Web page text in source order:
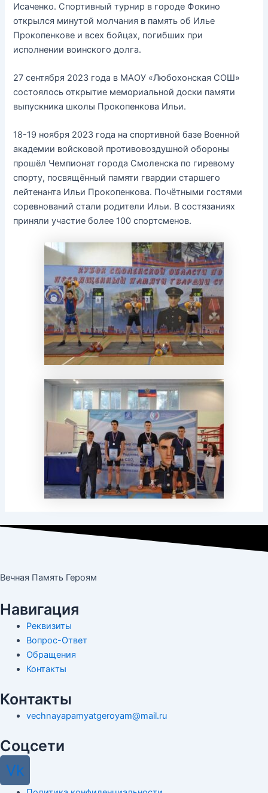
Исаченко. Спортивный турнир в городе Фокино
открылся минутой молчания в память об Илье
Прокопенкове и всех бойцах, погибших при
исполнении воинского долга.
27 сентября 2023 года в МАОУ «Любохонская СОШ»
состоялось открытие мемориальной доски памяти
выпускника школы Прокопенкова Ильи.
18-19 ноября 2023 года на спортивной базе Военной
академии войсковой противовоздушной обороны
прошёл Чемпионат города Смоленска по гиревому
спорту, посвящённый памяти гвардии старшего
лейтенанта Ильи Прокопенкова. Почётными гостями
соревнований стали родители Ильи. В состязаниях
приняли участие более 100 спортсменов.
Вечная Память Героям
Навигация
Реквизиты
Вопрос-Ответ
Обращения
Контакты
Контакты
vechnayapamyatgeroyam@mail.ru
Соцсети
Vk